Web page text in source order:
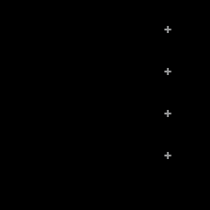
+
+
+
+